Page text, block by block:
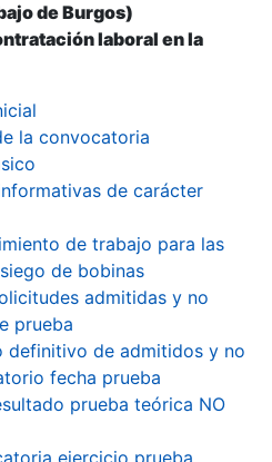
de Burgos)
laboral en la
la convocatoria
de carácter
de trabajo para las
de bobinas
admitidas y no
prueba
definitivo de admitidos y no
fecha prueba
prueba teórica NO